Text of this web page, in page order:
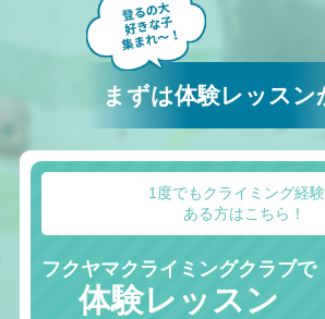
まずは体験レッスン
1度でもクライミング経
ある方はこちら！
フクヤマクライミングクラブで
体験レッスン